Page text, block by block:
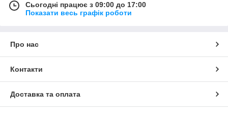
Сьогодні працює з 09:00 до 17:00
Показати весь графік роботи
Про нас
Контакти
Доставка та оплата